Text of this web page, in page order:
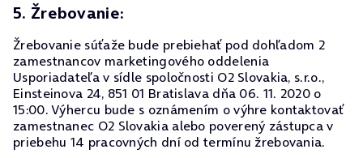
5. Žrebovanie:
Žrebovanie súťaže bude prebiehať pod dohľadom 2
zamestnancov marketingového oddelenia
Usporiadateľa v sídle spoločnosti O2 Slovakia, s.r.o.,
Einsteinova 24, 851 01 Bratislava dňa 06. 11. 2020 o
15:00. Výhercu bude s oznámením o výhre kontaktovať
zamestnanec O2 Slovakia alebo poverený zástupca v
priebehu 14 pracovných dní od termínu žrebovania.